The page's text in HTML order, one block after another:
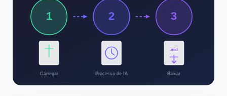
1
Carregar
2
Processo de IA
3
.mid
Baixar